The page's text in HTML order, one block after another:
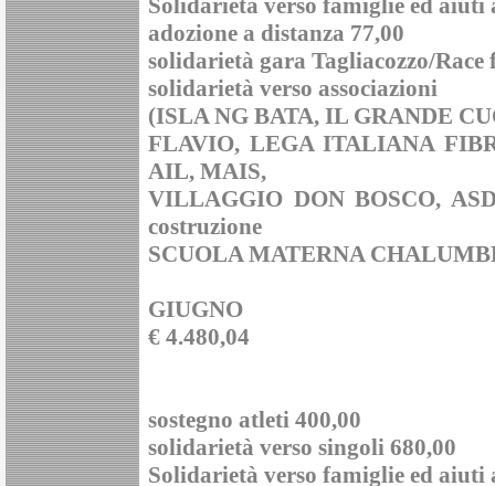
adozione a distanza 77,00
solidarietà gara Tagliacozzo/
solidarietà verso associazioni
(ISLA NG BATA, IL GRANDE
FLAVIO, LEGA ITALIANA
AIL, MAIS,
VILLAGGIO DON BOSCO,
costruzione
SCUOLA MATERNA
GIUGNO
€ 4.480,04
sostegno atleti 400,00
solidarietà verso singoli 680,00
Solidarietà verso famiglie ed aiuti